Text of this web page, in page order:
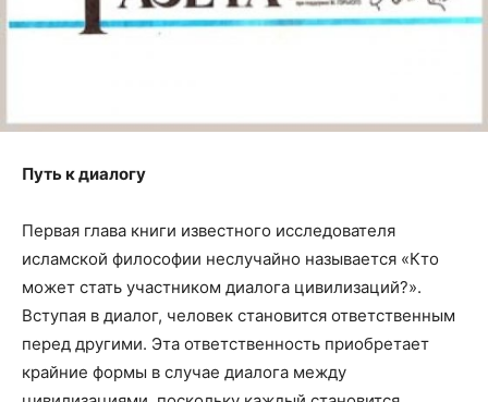
Путь к диалогу
Первая глава книги известного исследователя
исламской философии неслучайно называется «Кто
может стать участником диалога цивилизаций?».
Вступая в диалог, человек становится ответственным
перед другими. Эта ответственность приобретает
крайние формы в случае диалога между